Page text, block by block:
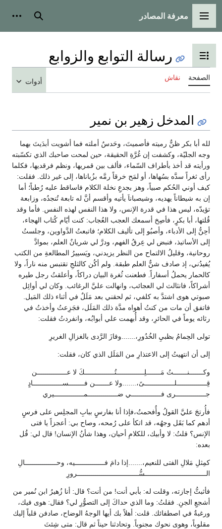
القائمة الرئيسية
معرفة المصادر بحث
تبديل عرض جدول المحتويات
رسالة التوابع والزوابع
الصفحة نقاش أدوات
المدخل زهير بن نمير
لله أبا بكر ظنٌّ رميته فأصميتَ، وحَدسٌ أملته فما أشويت أبدَيتَ بهما
وجه الجليّة، وكشفت إن غُرَّةِ الحقيقة، حين لمحت صاحبك الذي تكسّبته
ورأيته قد أخذ بأطراف السّماء، فألف بين قمريها، ونظم فرقديها، فكلما
رأى ثغراً سدَّه بسُهاها، أو لمَح خرقاً رمَّه بزُباناها، إلى غير ذلك. فقلت:
كيف أوني الحُكم صبياً، وهز بجدعِ نخلة الكلام فاساقط عليه رُطباً؛ أما
إن به شيطاناً يهديه، وشيصباناَ يأتيه وأقسم أنَّ له تابعة تُنجدُه، وزابعة
تؤيدّه، ليس هذا في قدرة الإنس، ولا هذا النفس لهذه النفس. فأما وقد
قُلتها، أبا بكرٍ، فأصِخ أسمعك العجب العُجاب: كنت أيّام كُتاب الهجاء،
أحِنُّ إلى الأدباء، وأصبُو إلى تأليف الكلام؛ فاتبعتُ الدَّواوين، وجلستُ
إلى الأساتيذ، فنبض لي عِرقُ الفهم، ودرَّ لي شريانٌ العلم، بموادَّ
روحانية، وقليلُ الالتماح من النظر يزيدني، ويَسييرُ المطالعةِ من الكتب
يُفيدُني، إذ صادف شنٌّ العلم طبقة. ولم أكُن كالثلجِ تقتبس منه ناراً، ولا
كالحمار يحملُ أسفاراً. فطعنت ثُغرة البيان دراكاً، وأعلقتُ رجل طيره
أشراكاً، فانثالث لي العجائب، وانهالت عليَّ الرغائب. وكان لي أوائِل
صبوتي هوى اشتدَّ به كلفي، ثم لحقني بعد مَلَلٌ في أثناء ذلك المَيل.
فاتفق أن مات من كنتُ أهواه مدَّة ذلك المَلَل، فجَزِعتُ وأخذتُ في
رثائه يوماً في الحائرِ، وقد أُبهمت علي أبوابُه، وانفردتُ فقلت:
تولى الحِمامُ بظبيِ الخُدُورِ،.......وفازَ الرَّدى بالغزالِ الغريرِ
إلى أن انتهيتُ إلى الاعتذارِ من المَلَل الذي كان، فقلت:
وكـــــــنـــــــتُ مَـــــــلِــــــــــــــتُـــــــــــــــكَ لا عـــــــــــــــن
قِـــــــــــــــلـــــــــــــــىً،.......ولا عـــــــن فــــــــســـــــــــــــادٍ
جـــــــــــــــرى فـــــــــــــــي ضـــــــــــــــمـــــــــــــــيري
فأُرتجَ عليَّ القولُ وأُفحمتُ،فإذا أنا بفارسٍ ببابِ المجلِس على فرسٍ
أدهم كما بَقَل وجهُه، قد اتكأ على رُمحه، وصاح بي: أعجزاً يا فتى
الإنس؟ قلتُ: لا وأبيك، للكلامِ أحيان، وهذا شأنُ الإنسان! قال لي: قُل
بعده:
كمِثلِ مَلالِ الفتى للنعيم،.......إذا دامَ فـــــــــــــــيه، وحــــــــــــــــالِ
الـــــــــــــــــــــــــــــــسُّـــــــــــــــــــــــــــــــرورِ
فأثبتُّ إجازته، وقلت له: بأبي أنت! من أنت؟ قال: أنا زُهيرُ ابن نُمير من
أشجعِ الجنِ. فقلتُ: وما الذي حداكَ إلى التصوُّرِ لي؟ فقال: هوى فيك،
ورغبةٌ في اصطفائك. قلت: أهلاً بك أيها الوجهُ الوضاح، صادفن قلباً إليك
مقلوباً، وهوى نحوك مجنوباً. وتحادثنا حيناً ثم قال: متى شِئتَ